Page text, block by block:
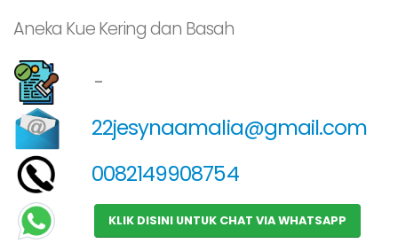
Aneka Kue Kering dan Basah
-
22jesynaamalia@gmail.com
0082149908754
KLIK DISINI UNTUK CHAT VIA WHATSAPP